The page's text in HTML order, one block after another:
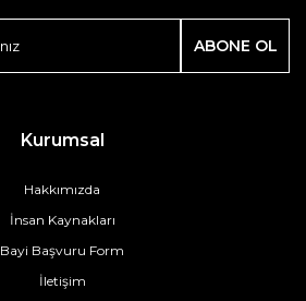
ABONE OL
Kurumsal
Hakkımızda
İnsan Kaynakları
Bayi Başvuru Form
İletişim